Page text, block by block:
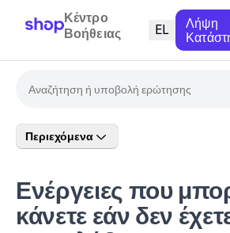
Κέντρο
Βοήθειας
EL
Λήψη
Περιεχόμενα
Ενέργειες που
κάνετε εάν δεν